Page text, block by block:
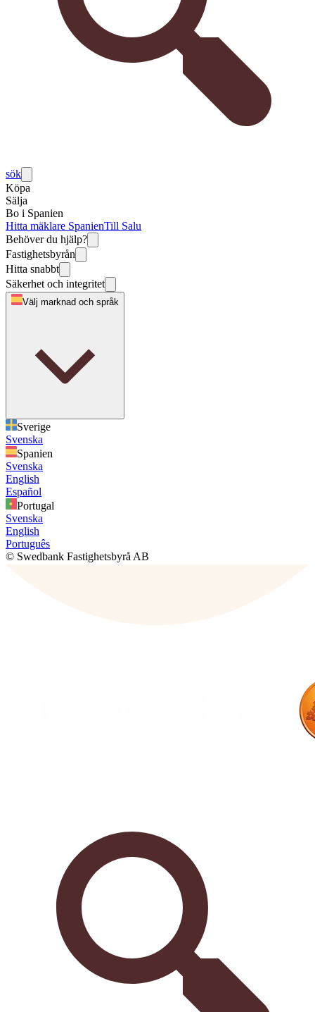
sök
Köpa
Sälja
Bo i Spanien
Hitta mäklare SpanienTill Salu
Behöver du hjälp?
Fastighetsbyrån
Hitta snabbt
Säkerhet och integritet
Välj marknad och språk
Sverige
Svenska
Spanien
Svenska
English
Español
Portugal
Svenska
English
Português
© Swedbank Fastighetsbyrå AB